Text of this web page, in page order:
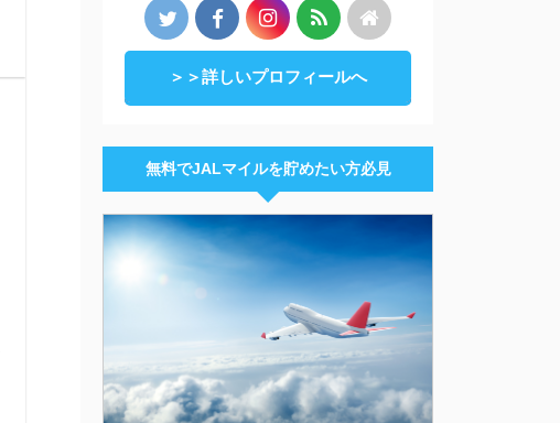
＞＞詳しいプロフィールへ
無料でJALマイルを貯めたい方必見